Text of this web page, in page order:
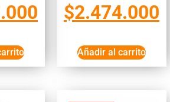
$2.474.000
Añadir al carrito